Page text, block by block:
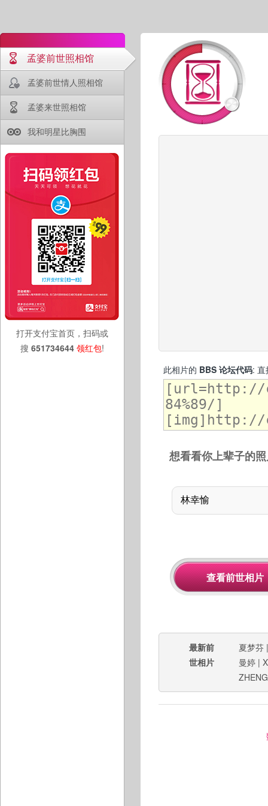
孟婆前世照相馆
孟婆前世情人照相馆
孟婆来世照相馆
我和明星比胸围
打开支付宝首页，扫码或
搜 651734644 领红包!
此相片的 BBS 论坛代码: 直
想看看你上辈子的
最新前
世相片
夏梦芬
曼婷 |